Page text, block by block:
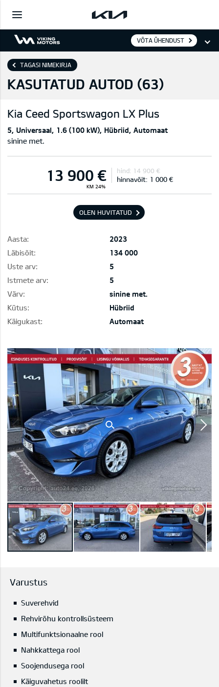
VÕTA ÜHENDUST
TAGASI NIMEKIRJA
KASUTATUD AUTOD (63)
Kia Ceed Sportswagon LX Plus
5 Universaal 1.6 (100 kW) Hübriid Automaat
sinine met.
13 900 €
KM 24%
hind: 14 900 €
hinnavõit: 1 000 €
OLEN HUVITATUD
Aasta:
2023
Läbisõit:
134 000
Uste arv:
5
Istmete arv:
5
Värv:
sinine met.
Kütus:
Hübriid
Käigukast:
Automaat
Varustus
Suverehvid
Rehvirõhu kontrollsüsteem
Multifunktsionaalne rool
Nahkkattega rool
Soojendusega rool
Käiguvahetus roolilt